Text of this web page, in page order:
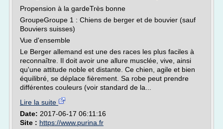
Propension à la gardeTrès bonne
GroupeGroupe 1 : Chiens de berger et de bouvier (sauf
Bouviers suisses)
Vue d'ensemble
Le Berger allemand est une des races les plus faciles à
reconnaître. Il doit avoir une allure musclée, vive, ainsi
qu'une attitude noble et distante. Ce chien, agile et bien
équilibré, se déplace fièrement. Sa robe peut prendre
différentes couleurs (voir standard de la...
Lire la suite
Date: 2017-06-17 06:11:16
Site : https://www.purina.fr